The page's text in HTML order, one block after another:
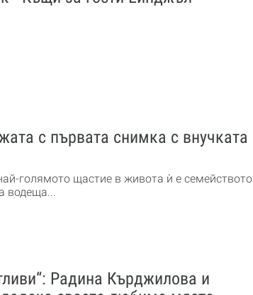
с първата снимка с внучката
голямото щастие в живота ѝ е семейството.
Радина Кърджилова и